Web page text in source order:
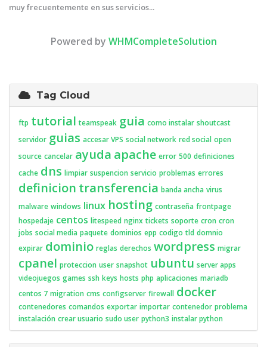
muy frecuentemente en sus servicios...
Powered by WHMCompleteSolution
Tag Cloud
ftp tutorial teamspeak guia como instalar shoutcast
servidor guias accesar VPS social network red social open
source cancelar ayuda apache error 500 definiciones
cache dns limpiar suspencion servicio problemas errores
definicion transferencia banda ancha virus
malware windows linux hosting contraseña frontpage
hospedaje centos litespeed nginx tickets soporte cron cron
jobs social media paquete dominios epp codigo tld domnio
expirar dominio reglas derechos wordpress migrar
cpanel proteccion user snapshot ubuntu server apps
videojuegos games ssh keys hosts php aplicaciones mariadb
centos 7 migration cms configserver firewall docker
contenedores comandos exportar importar contenedor problema
instalación crear usuario sudo user python3 instalar python